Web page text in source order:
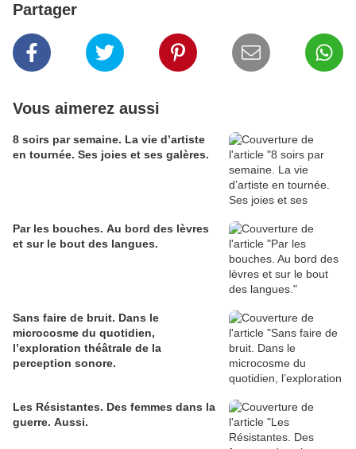
Partager
Vous aimerez aussi
8 soirs par semaine. La vie d’artiste
en tournée. Ses joies et ses galères.
Par les bouches. Au bord des lèvres
et sur le bout des langues.
Sans faire de bruit. Dans le
microcosme du quotidien,
l’exploration théâtrale de la
perception sonore.
Les Résistantes. Des femmes dans la
guerre. Aussi.